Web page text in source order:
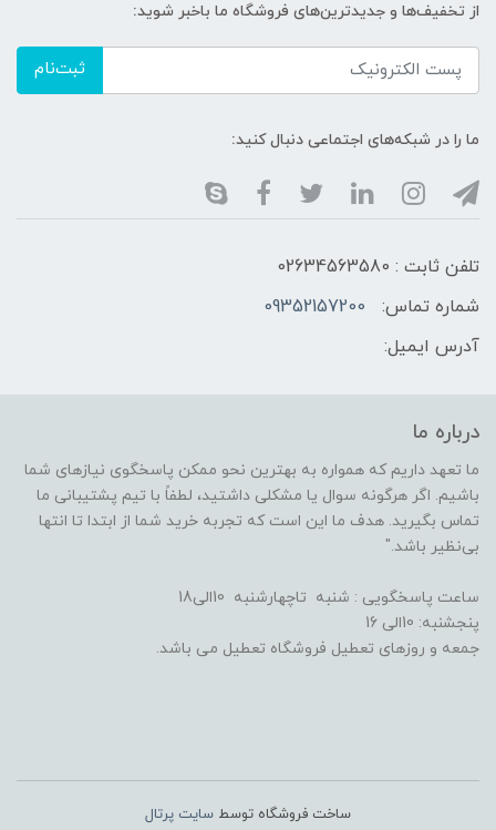
از تخفیف‌ها و جدیدترین‌های فروشگاه ما باخبر شوید:
ثبت‌نام
ما را در شبکه‌های اجتماعی دنبال کنید:
تلفن ثابت : 02634563580
شماره تماس:
09352157200
آدرس ایمیل:
درباره ما
ما تعهد داریم که همواره به بهترین نحو ممکن پاسخگوی نیازهای شما
باشیم. اگر هرگونه سوال یا مشکلی داشتید، لطفاً با تیم پشتیبانی ما
تماس بگیرید. هدف ما این است که تجربه خرید شما از ابتدا تا انتها
بی‌نظیر باشد."
ساعت پاسخگویی : شنبه تاچهارشنبه 10الی18
پنجشنبه: 10الی 16
جمعه و روزهای تعطیل فروشگاه تعطیل می باشد.
ساخت فروشگاه توسط سایت پرتال